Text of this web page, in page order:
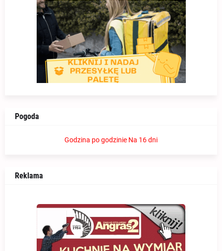
Pogoda
Godzina po godzinie Na 16 dni
Reklama